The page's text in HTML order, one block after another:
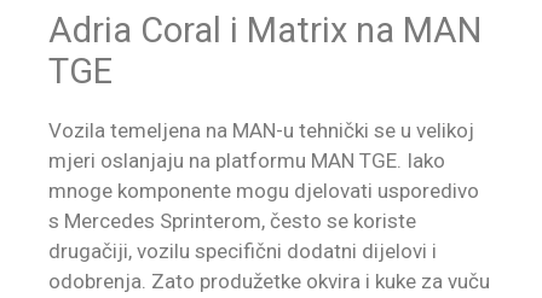
Adria Coral i Matrix na MAN
TGE
Vozila temeljena na MAN-u tehnički se u velikoj
mjeri oslanjaju na platformu MAN TGE. Iako
mnoge komponente mogu djelovati usporedivo
s Mercedes Sprinterom, često se koriste
drugačiji, vozilu specifični dodatni dijelovi i
odobrenja. Zato produžetke okvira i kuke za vuču